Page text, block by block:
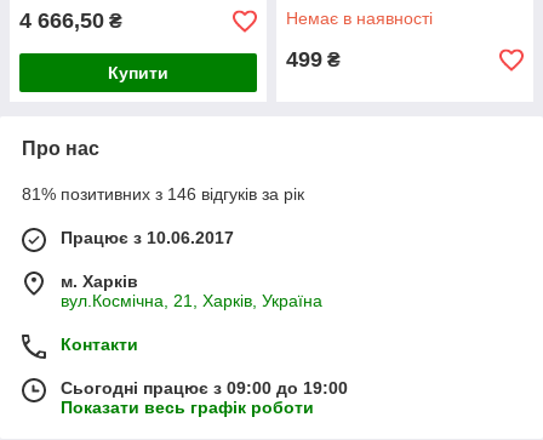
4 666,50 ₴
Купити
Немає в наявності
499 ₴
Про нас
81% позитивних з 146 відгуків за рік
Працює з 10.06.2017
м. Харків
вул.Космічна, 21, Харків, Україна
Контакти
Сьогодні працює з 09:00 до 19:00
Показати весь графік роботи